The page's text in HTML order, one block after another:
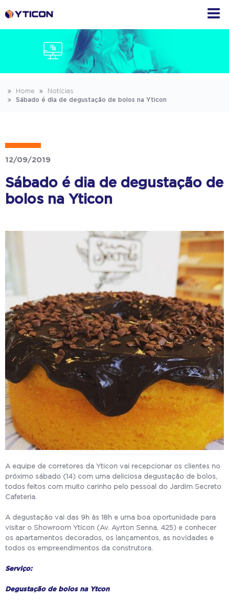
Home
Notícias
Sábado é dia de degustação de bolos na Yticon
12/09/2019
Sábado é dia de degustação de
bolos na Yticon
A equipe de corretores da Yticon vai recepcionar os clientes no
próximo sábado (14) com uma deliciosa degustação de bolos,
todos feitos com muito carinho pelo pessoal do Jardim Secreto
Cafeteria.
A degustação vai das 9h às 18h e uma boa oportunidade para
visitar o Showroom Yticon (Av. Ayrton Senna, 425) e conhecer
os apartamentos decorados, os lançamentos, as novidades e
todos os empreendimentos da construtora.
Serviço:
Degustação de bolos na Ytcon